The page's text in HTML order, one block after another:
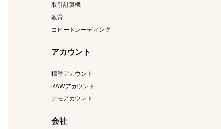
取引計算機
教育
コピートレーディング
アカウント
標準アカウント
RAWアカウント
デモアカウント
会社